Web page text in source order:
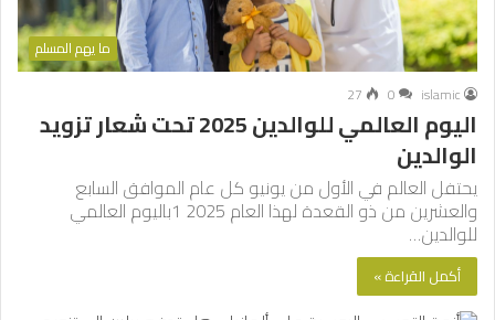
ما يهم المسلم
islamic
0
27
اليوم العالمي للوالدين 2025 تحت شعار تزويد
الوالدين
يحتفل العالم في الأول من يونيو كل عام الموافق السابع
والعشرين من ذو القعدة لهذا العام 2025 1باليوم العالمي
للوالدين…
أكمل القراءة »